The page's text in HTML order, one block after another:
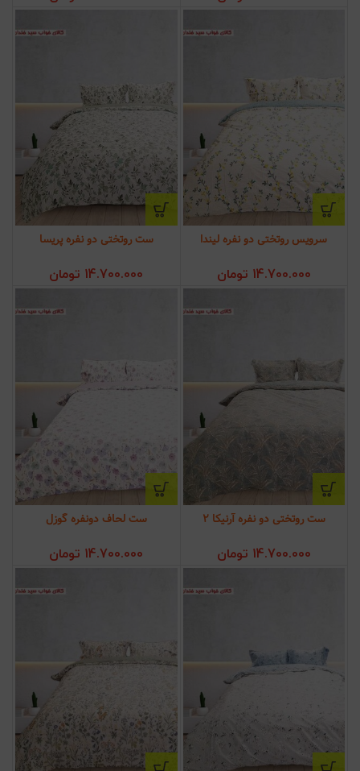
سرویس روتختی دو نفره لیندا
14.700.000 تومان
ست روتختی دو نفره پریسا
14.700.000 تومان
ست روتختی دو نفره آرنیکا 2
14.700.000 تومان
ست لحاف دونفره گوزل
14.700.000 تومان